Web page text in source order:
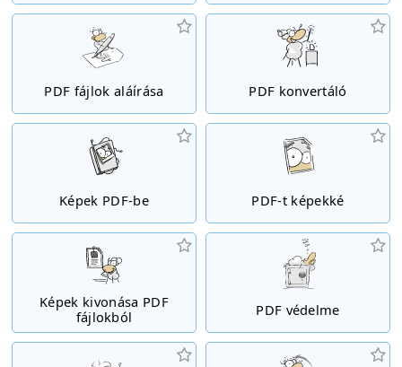
PDF fájlok aláírása PDF konvertáló
Képek PDF-be PDF-t képekké
Képek kivonása PDF
fájlokból
PDF védelme